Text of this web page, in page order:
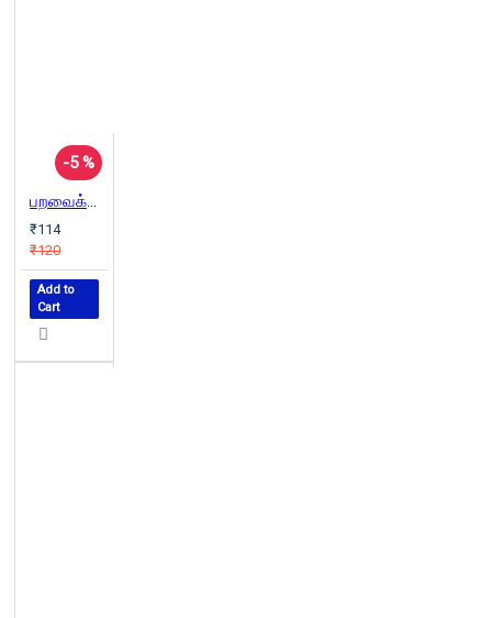
-5 %
பறவைக்குக் கூடுண்டு அனைவருக்கும் வீடு (லாரி பேக்கரின் கனவு)
₹114
₹120
Add to
Cart